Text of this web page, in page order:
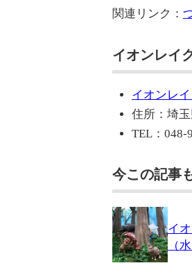
関連リンク：
イオンレイ
イオンレ
住所：埼
TEL：048-
今この記事
イ
（